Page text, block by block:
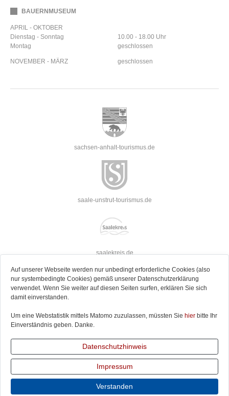
Auf unserer Webseite werden nur unbedingt erforderliche Cookies (also
nur systembedingte Cookies) gemäß unserer Datenschutzerklärung
verwendet. Wenn Sie weiter auf diesen Seiten surfen, erklären Sie sich
damit einverstanden.
Um eine Webstatistik mittels Matomo zuzulassen, müssten Sie hier bitte Ihr
Einverständnis geben. Danke.
Datenschutzhinweis
Impressum
Verstanden
BAUERNMUSEUM
APRIL - OKTOBER
Dienstag - Sonntag
Montag
10.00 - 18.00 Uhr
geschlossen
NOVEMBER - MÄRZ geschlossen
sachsen-anhalt-tourismus.de
saale-unstrut-tourismus.de
saalekreis.de
jakobusweg-sachsen-anhalt.de